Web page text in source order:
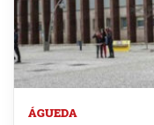
ÁGUEDA